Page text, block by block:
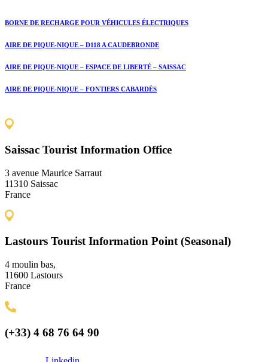
BORNE DE RECHARGE POUR VÉHICULES ÉLECTRIQUES
AIRE DE PIQUE-NIQUE – D118 A CAUDEBRONDE
AIRE DE PIQUE-NIQUE – ESPACE DE LIBERTÉ – SAISSAC
AIRE DE PIQUE-NIQUE – FONTIERS CABARDÈS
Saissac Tourist Information Office
3 avenue Maurice Sarraut
11310 Saissac
France
Lastours Tourist Information Point (Seasonal)
4 moulin bas,
11600 Lastours
France
(+33) 4 68 76 64 90